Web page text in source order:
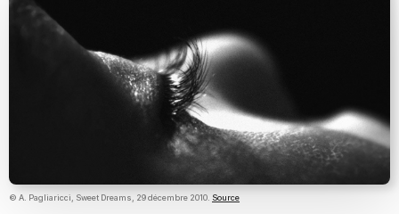
© A. Pagliaricci, Sweet Dreams, 29 décembre 2010. Source